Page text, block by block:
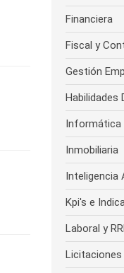
Financiera
Fiscal y
Gestión
Habilidades
Informática
Inmobiliaria
Inteligencia
Kpi's e
Laboral y